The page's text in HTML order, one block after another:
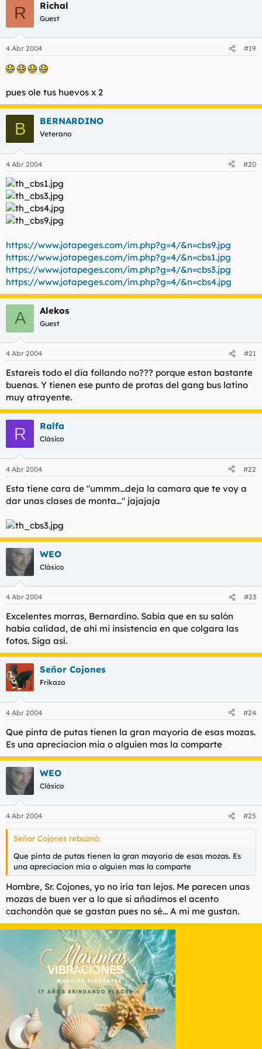
R Richal
Guest
4 Abr 2004 #19
pues ole tus huevos x 2
B BERNARDINO
Veterano
4 Abr 2004 #20
https://www.jotapeges.com/im.php?g=4/&n=cbs9.jpg
https://www.jotapeges.com/im.php?g=4/&n=cbs1.jpg
https://www.jotapeges.com/im.php?g=4/&n=cbs3.jpg
https://www.jotapeges.com/im.php?g=4/&n=cbs4.jpg
A Alekos
Guest
4 Abr 2004 #21
Estareis todo el dia follando no??? porque estan bastante
buenas. Y tienen ese punto de protas del gang bus latino
muy atrayente.
R Ralfa
Clásico
4 Abr 2004 #22
Esta tiene cara de "ummm...deja la camara que te voy a
dar unas clases de monta..." jajajaja
WEO
Clásico
4 Abr 2004 #23
Excelentes morras, Bernardino. Sabía que en su salón
había calidad, de ahí mi insistencia en que colgara las
fotos. Siga así.
Señor Cojones
Frikazo
4 Abr 2004 #24
Que pinta de putas tienen la gran mayoria de esas mozas.
Es una apreciacion mia o alguien mas la comparte
WEO
Clásico
4 Abr 2004 #25
Señor Cojones rebuznó:
Que pinta de putas tienen la gran mayoria de esas mozas. Es
una apreciacion mia o alguien mas la comparte
Hombre, Sr. Cojones, yo no iría tan lejos. Me parecen unas
mozas de buen ver a lo que si añadimos el acento
cachondón que se gastan pues no sé... A mi me gustan.